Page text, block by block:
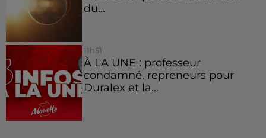
du...
11h51
À LA UNE : professeur
condamné, repreneurs pour
Duralex et la...